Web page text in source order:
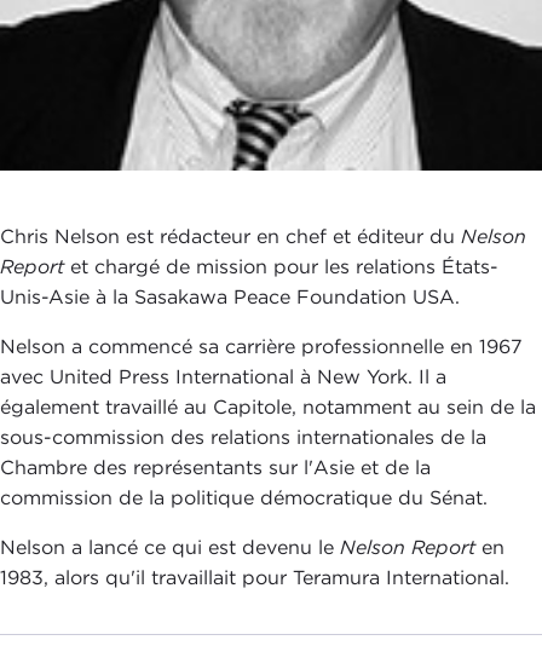
Chris Nelson est rédacteur en chef et éditeur du Nelson
Reportet chargé de mission pour les relations États-
Unis-Asie à la Sasakawa Peace Foundation USA.
Nelson a commencé sa carrière professionnelle en 1967
avec United Press International à New York. Il a
également travaillé au Capitole, notamment au sein de la
sous-commission des relations internationales de la
Chambre des représentants sur l'Asie et de la
commission de la politique démocratique du Sénat.
Nelson a lancé ce qui est devenu le Nelson Reporten
1983, alors qu'il travaillait pour Teramura International.